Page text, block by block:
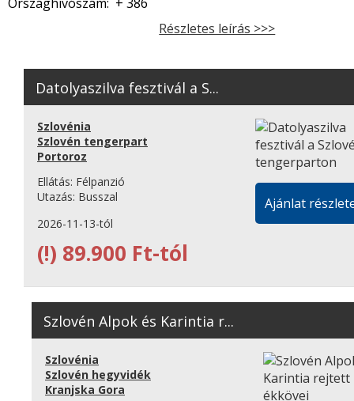
Részletes leírás >>>
Datolyaszilva fesztivál a S...
Szlovénia
Szlovén tengerpart
Portoroz
Ellátás: Félpanzió
Utazás: Busszal
2026-11-13-tól
(!) 89.900 Ft-tól
Ajánlat
Szlovén Alpok és Karintia r...
Szlovénia
Szlovén hegyvidék
Kranjska Gora